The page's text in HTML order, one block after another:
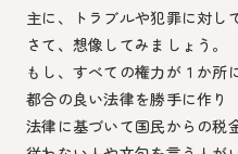
主に、トラブルや犯罪に対し
さて、想像してみましょう。
もし、すべての権力が１か所
都合の良い法律を勝手に作り
法律に基づいて国民からの税